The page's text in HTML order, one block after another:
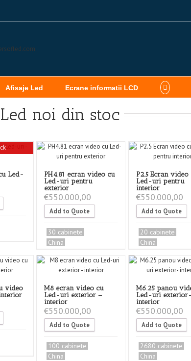
Afisaje Led Ecrane informatii LCD
noi din stoc
Led-
PH4.81 ecran video cu
Led-uri pentru
exterior
€550.000,00
Add to Quote
30 cabinete
China
P2.5 Ecran video
Led-uri pentru
interior
€550.000,00
Add to Quote
20 cabinete
China
video
M8 ecran video cu
Led-uri exterior –
interior
€550.000,00
Add to Quote
100 cabinete
China
M6.25 panou
Led-uri exterior-
interior
€550.000,00
Add to Quote
2680 cabinete
China